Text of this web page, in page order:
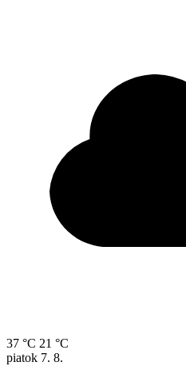
37 °C 21 °C
piatok 7. 8.